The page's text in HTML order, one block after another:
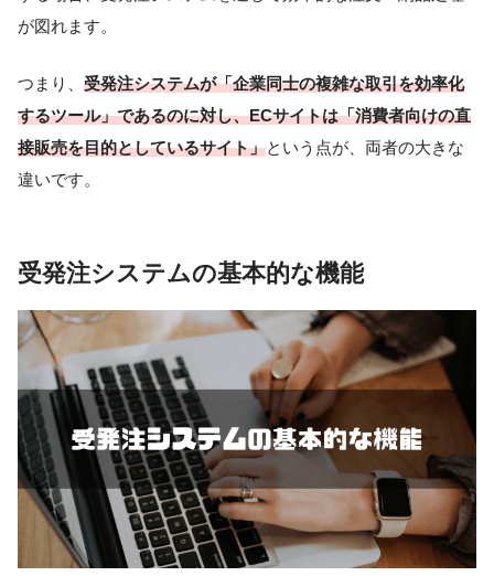
が図れます。
つまり、 受発注システムが「企業同士の複雑な取引を効率化
するツール」であるのに対し、ECサイトは「消費者向けの直
接販売を目的としているサイト」という点が、両者の大きな
違いです。
受発注システムの基本的な機能